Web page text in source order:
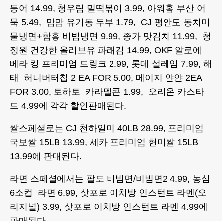
등어 14.99, 청우림 밀떡볶이 3.99, 아워홈 부산 어
묵 5.49, 맘맘 유기동 두부 1.79, CJ 평안도 동치미
물냉면+함흥 비빔냉면 9.99, 종가 맛김치 11.99, 청
정원 건강한 올리브유 파래김 14.99, OKF 알로에
베라 킹 프리미엄 드링크 2.99, 롯데 설레임 7.99, 해
태 허니버터칩 2 EA FOR 5.00, 메이지 얀얀 2EA
FOR 3.00, 토하토 카라멜콘 1.99, 오리온 카스타
드 4.99에 각각 할인판매된다.
쌀스페셜로는 CJ 천하일미 40LB 28.99, 프리미엄
국보쌀 15LB 13.99, 세카 프리미엄 현미쌀 15LB
13.99에 판매된다.
라면 스페셜에서는 팔도 비빔면/비빔면2 4.99, 농심
6소컵 라면 6.99, 삿포로 이치방 인스턴트 라멘(오
리지널) 3.99, 삿포로 이치방 인스턴트 라멘 4.99에